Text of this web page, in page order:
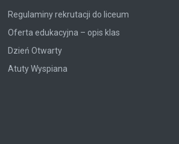
Regulaminy rekrutacji do liceum
Oferta edukacyjna – opis klas
Dzień Otwarty
Atuty Wyspiana